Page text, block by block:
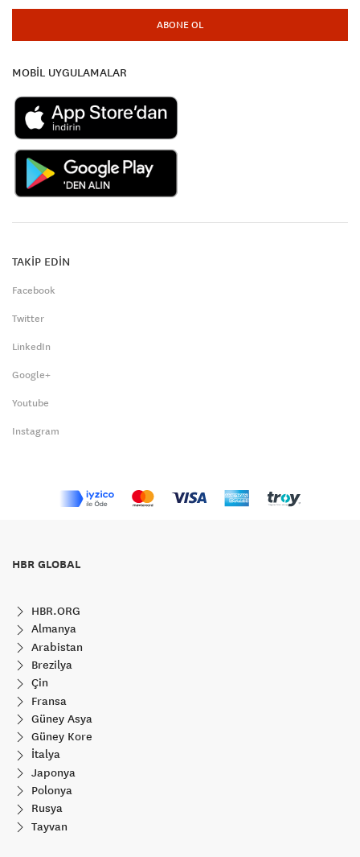
ABONE OL
MOBİL UYGULAMALAR
TAKİP EDİN
Facebook
Twitter
LinkedIn
Google+
Youtube
Instagram
HBR GLOBAL
HBR.ORG
Almanya
Arabistan
Brezilya
Çin
Fransa
Güney Asya
Güney Kore
İtalya
Japonya
Polonya
Rusya
Tayvan